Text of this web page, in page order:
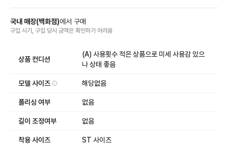
국내 매장(백화점)에서 구매
구입 시기, 구입 당시 금액은 확인하기 어려움
상품 컨디션
(A) 사용횟수 적은 상품으로 미세 사용감 있으
나 상태 좋음
모델 사이즈 해당없음
폴리싱 여부 없음
길이 조정여부 없음
착용 사이즈 ST 사이즈